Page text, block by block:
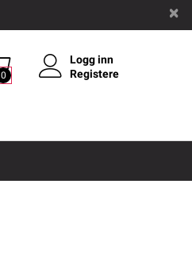
0
Logg inn
Registere